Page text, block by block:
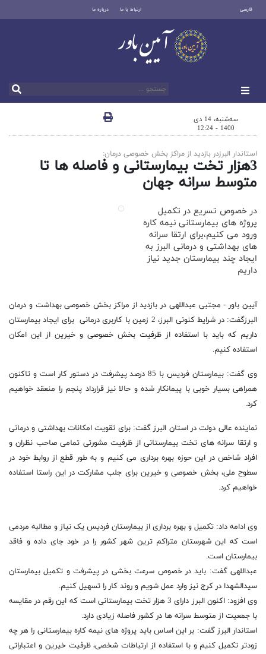
فارسی ارتباط با ما درباره ما
سه‌شنبه، 14 دی
1400 - 12:24
استاندار البرزدر بازدید از مراکز بخش خصوصی درمان:
3هزار تخت بیمارستانی و فاصله ها تا
متوسط سرانه جهان
در خصوص تسریع در تکمیل
پروژه های بیمارستانی نیمه کاره
ورود می کنیم،برای ارتقا سرانه
های بهداشتی و درمانی البرز به
ایجاد چند بیمارستان جدید نیاز
داریم
آیین باور - مجتبی عبداللهی در بازدید از مراکز بخش خصوصی بهداشت و درمان
البرزگفت: در شرایط کنونی البرز، 2 زمین با کاربری درمانی برای ایجاد بیمارستان
داریم که باید با استفاده از ظرفیت بخش خصوصی و خیرین از این امکان
استفاده کنیم.
وی گفت: بیمارستان فردیس با 85 درصد پیشرفت در دستور کار است و تاکنون
همراهی بسیار خوبی با پیمانکار شده و حالا نیز قرارداد پنجم را منعقد خواهیم
کرد.
نماینده عالی دولت در استان البرز گفت: برای تقویت امکانات بهداشتی و درمانی
و ارتقا سرانه های تخت بیمارستانی از ظرفیت مشورتی تمامی صاحب نظران و
افراد شاخص در این حوزه بهره برداری می کنیم و به طور قطع از روابط خود در
سطوح ملی، بخش خصوصی و خیرین برای جلب مشارکت در این راستا استفاده
خواهیم کرد.
وی ادامه داد: تکمیل و بهره برداری از بیمارستان فردیس یک نیاز و مطالبه مردمی
است که این شهرستان متراکم ترین شهر کشور را در خود جای داده و فاقد
بیمارستان است.
عبداللهی گفت: باید در خصوص سرعت بخشی در پیشرفت و تکمیل بیمارستان
سیدالشهدا در کرج نیز وارد عمل شویم و روند کار را تسهیل کنیم.
وی افزود: اکنون البرز دارای 3 هزار تخت بیمارستانی است که این رقم در مقایسه
با جمعیت از متوسط سرانه ها در کشور فاصله زیادی دارد.
استاندار البرز گفت: بر این اساس باید پروژه های نیمه کاره بیمارستانی را هر چه
زودتر تکمیل کنیم و با استفاده از ارتباطات شخصی، ظرفیت خیرین و اعتباراتی